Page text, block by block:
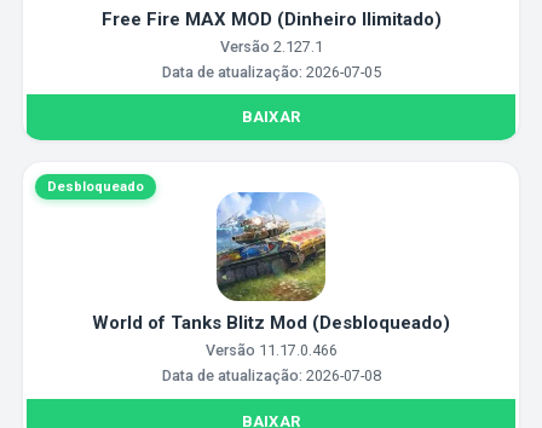
Free Fire MAX MOD (Dinheiro Ilimitado)
Versão 2.127.1
Data de atualização: 2026-07-05
BAIXAR
Desbloqueado
World of Tanks Blitz Mod (Desbloqueado)
Versão 11.17.0.466
Data de atualização: 2026-07-08
BAIXAR